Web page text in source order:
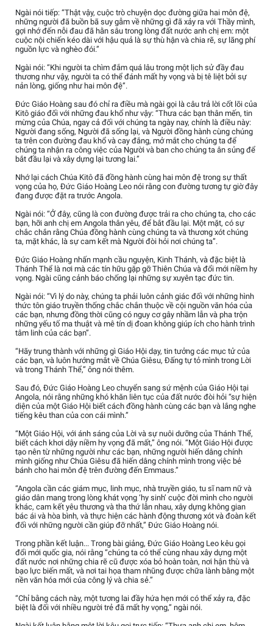
Ngài nói tiếp: “Thật vậy, cuộc trò chuyện dọc đường giữa hai môn đệ,
những người đã buồn bã suy gẫm về những gì đã xảy ra với Thầy mình,
gợi nhớ đến nỗi đau đã hằn sâu trong lòng đất nước anh chị em: một
cuộc nội chiến kéo dài với hậu quả là sự thù hận và chia rẽ, sự lãng phí
nguồn lực và nghèo đói.”
Ngài nói: “Khi người ta chìm đắm quá lâu trong một lịch sử đầy đau
thương như vậy, người ta có thể đánh mất hy vọng và bị tê liệt bởi sự
nản lòng, giống như hai môn đệ”.
Đức Giáo Hoàng sau đó chỉ ra điều mà ngài gọi là câu trả lời cốt lõi của
Kitô giáo đối với những đau khổ như vậy: “Thưa các bạn thân mến, tin
mừng của Chúa, ngay cả đối với chúng ta ngày nay, chính là điều này:
Người đang sống, Người đã sống lại, và Người đồng hành cùng chúng
ta trên con đường đau khổ và cay đắng, mở mắt cho chúng ta để
chúng ta nhận ra công việc của Người và ban cho chúng ta ân sủng để
bắt đầu lại và xây dựng lại tương lai.”
Nhớ lại cách Chúa Kitô đã đồng hành cùng hai môn đệ trong sự thất
vọng của họ, Đức Giáo Hoàng Leo nói rằng con đường tương tự giờ đây
đang được đặt ra trước Angola.
Ngài nói: “Ở đây, cũng là con đường được trải ra cho chúng ta, cho các
bạn, hỡi anh chị em Angola thân yêu, để bắt đầu lại. Một mặt, có sự
chắc chắn rằng Chúa đồng hành cùng chúng ta và thương xót chúng
ta, mặt khác, là sự cam kết mà Người đòi hỏi nơi chúng ta”.
Đức Giáo Hoàng nhấn mạnh cầu nguyện, Kinh Thánh, và đặc biệt là
Thánh Thể là nơi mà các tín hữu gặp gỡ Thiên Chúa và đổi mới niềm hy
vọng. Ngài cũng cảnh báo chống lại những sự xuyên tạc đức tin.
Ngài nói: “Vì lý do này, chúng ta phải luôn cảnh giác đối với những hình
thức tôn giáo truyền thống chắc chắn thuộc về cội nguồn văn hóa của
các bạn, nhưng đồng thời cũng có nguy cơ gây nhầm lẫn và pha trộn
những yếu tố ma thuật và mê tín dị đoan không giúp ích cho hành trình
tâm linh của các bạn”.
“Hãy trung thành với những gì Giáo Hội dạy, tin tưởng các mục tử của
các bạn, và luôn hướng mắt về Chúa Giêsu, Đấng tự tỏ mình trong Lời
và trong Thánh Thể,” ông nói thêm.
Sau đó, Đức Giáo Hoàng Leo chuyển sang sứ mệnh của Giáo Hội tại
Angola, nói rằng những khó khăn liên tục của đất nước đòi hỏi “sự hiện
diện của một Giáo Hội biết cách đồng hành cùng các bạn và lắng nghe
tiếng kêu than của con cái mình.”
“Một Giáo Hội, với ánh sáng của Lời và sự nuôi dưỡng của Thánh Thể,
biết cách khơi dậy niềm hy vọng đã mất,” ông nói. “Một Giáo Hội được
tạo nên từ những người như các bạn, những người hiến dâng chính
mình giống như Chúa Giêsu đã hiến dâng chính mình trong việc bẻ
bánh cho hai môn đệ trên đường đến Emmaus.”
“Angola cần các giám mục, linh mục, nhà truyền giáo, tu sĩ nam nữ và
giáo dân mang trong lòng khát vọng ‘hy sinh’ cuộc đời mình cho người
khác, cam kết yêu thương và tha thứ lẫn nhau, xây dựng không gian
bác ái và hòa bình, và thực hiện các hành động thương xót và đoàn kết
đối với những người cần giúp đỡ nhất,” Đức Giáo Hoàng nói.
Trong phần kết luận... Trong bài giảng, Đức Giáo Hoàng Leo kêu gọi
đổi mới quốc gia, nói rằng “chúng ta có thể cùng nhau xây dựng một
đất nước nơi những chia rẽ cũ được xóa bỏ hoàn toàn, nơi hận thù và
bạo lực biến mất, và nơi tai họa tham nhũng được chữa lành bằng một
nền văn hóa mới của công lý và chia sẻ.”
“Chỉ bằng cách này, một tương lai đầy hứa hẹn mới có thể xảy ra, đặc
biệt là đối với nhiều người trẻ đã mất hy vọng,” ngài nói.